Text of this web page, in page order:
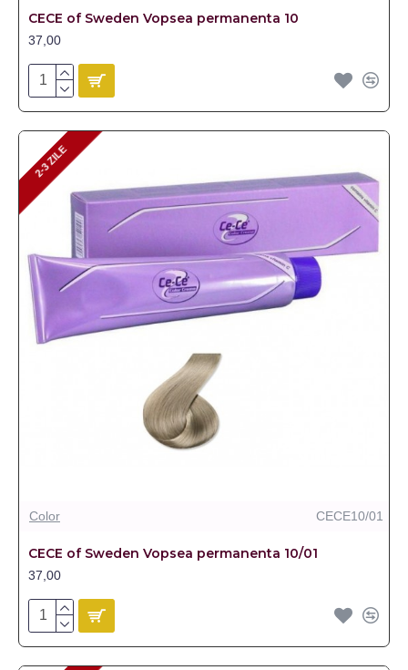
CECE of Sweden Vopsea permanenta 10
37,00
2-3 ZILE
2-3 ZILE
Color CECE10/01
CECE of Sweden Vopsea permanenta 10/01
37,00